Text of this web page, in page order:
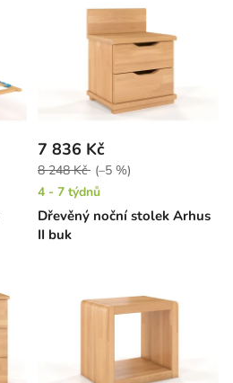
Dřevěný noční stolek Arhus
II buk
7 836 Kč
8 248 Kč (–5 %)
4 - 7 týdnů